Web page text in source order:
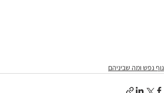
גוף נפש ומה שביניהם